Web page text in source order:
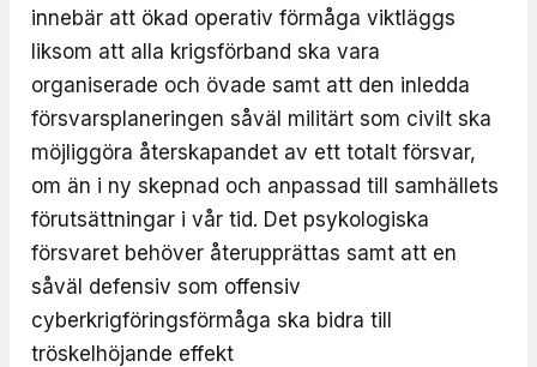
innebär att ökad operativ förmåga viktläggs
liksom att alla krigsförband ska vara
organiserade och övade samt att den inledda
försvarsplaneringen såväl militärt som civilt ska
möjliggöra återskapandet av ett totalt försvar,
om än i ny skepnad och anpassad till samhällets
förutsättningar i vår tid. Det psykologiska
försvaret behöver återupprättas samt att en
såväl defensiv som offensiv
cyberkrigföringsförmåga ska bidra till
tröskelhöjande effekt